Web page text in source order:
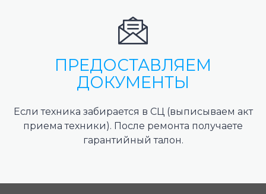
ПРЕДОСТАВЛЯЕМ
ДОКУМЕНТЫ
Если техника забирается в СЦ (выписываем акт
приема техники). После ремонта получаете
гарантийный талон.